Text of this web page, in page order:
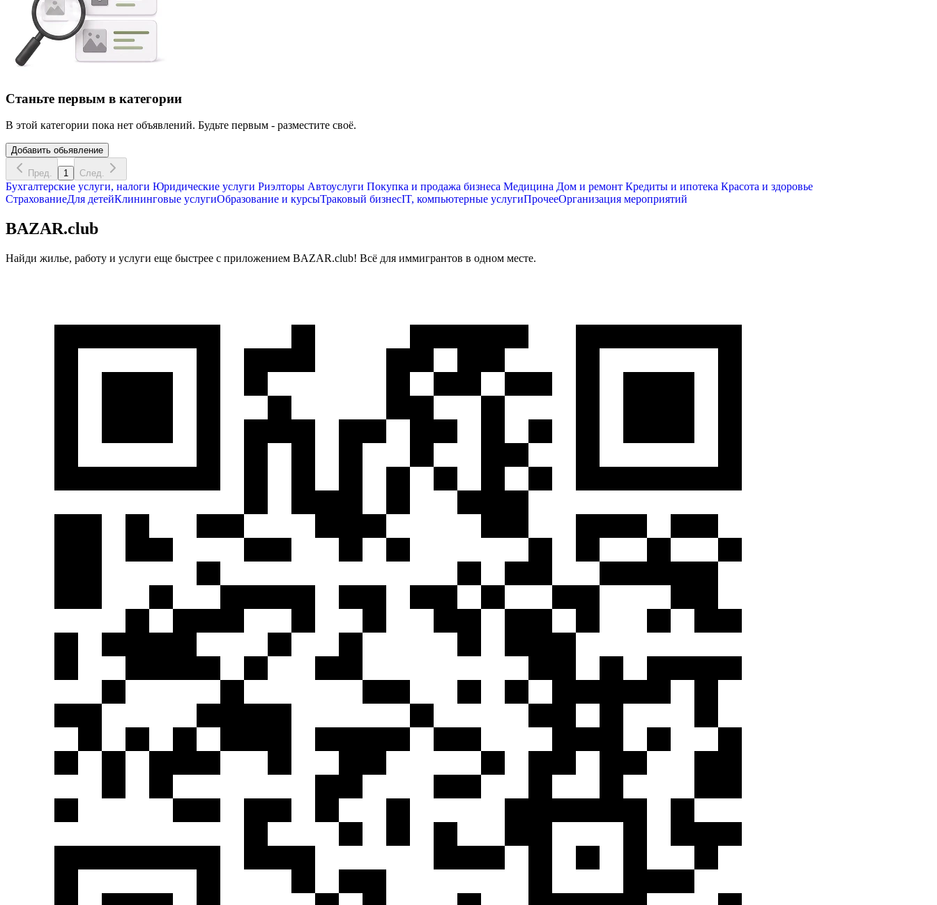
Станьте первым в категории
В этой категории пока нет объявлений. Будьте первым - разместите своё.
Добавить обьявление
Пред. 1 След.
Бухгалтерские услуги, налоги Юридические услуги Риэлторы Автоуслуги Покупка и продажа бизнеса Медицина Дом и ремонт Кредиты и ипотека Красота и здоровье
СтрахованиеДля детейКлининговые услугиОбразование и курсыТраковый бизнесIT, компьютерные услугиПрочееОрганизация мероприятий
BAZAR.club
Найди жилье, работу и услуги еще быстрее с приложением BAZAR.club! Всё для иммигрантов в одном месте.